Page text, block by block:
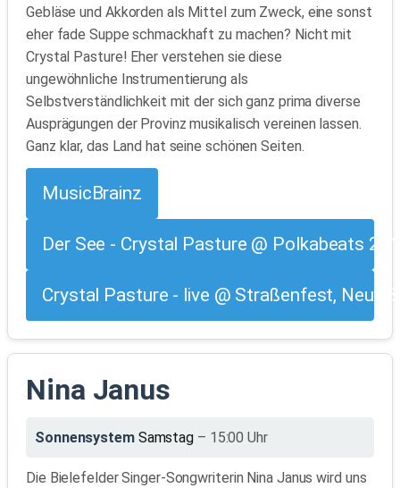
Gebläse und Akkorden als Mittel zum Zweck, eine sonst
eher fade Suppe schmackhaft zu machen? Nicht mit
Crystal Pasture! Eher verstehen sie diese
ungewöhnliche Instrumentierung als
Selbstverständlichkeit mit der sich ganz prima diverse
Ausprägungen der Provinz musikalisch vereinen lassen.
Ganz klar, das Land hat seine schönen Seiten.
MusicBrainz
Der See - Crystal Pasture @ Polkabeats
Crystal Pasture - live @ Straßenfest, Neue
Nina Janus
Sonnensystem Samstag – 15:00 Uhr
Die Bielefelder Singer-Songwriterin Nina Janus wird uns